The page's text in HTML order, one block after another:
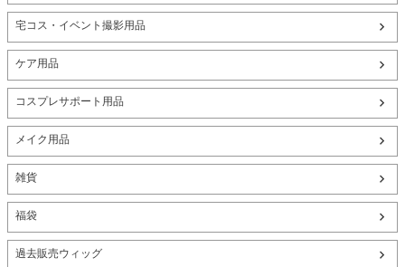
宅コス・イベント撮影用品
ケア用品
コスプレサポート用品
メイク用品
雑貨
福袋
過去販売ウィッグ